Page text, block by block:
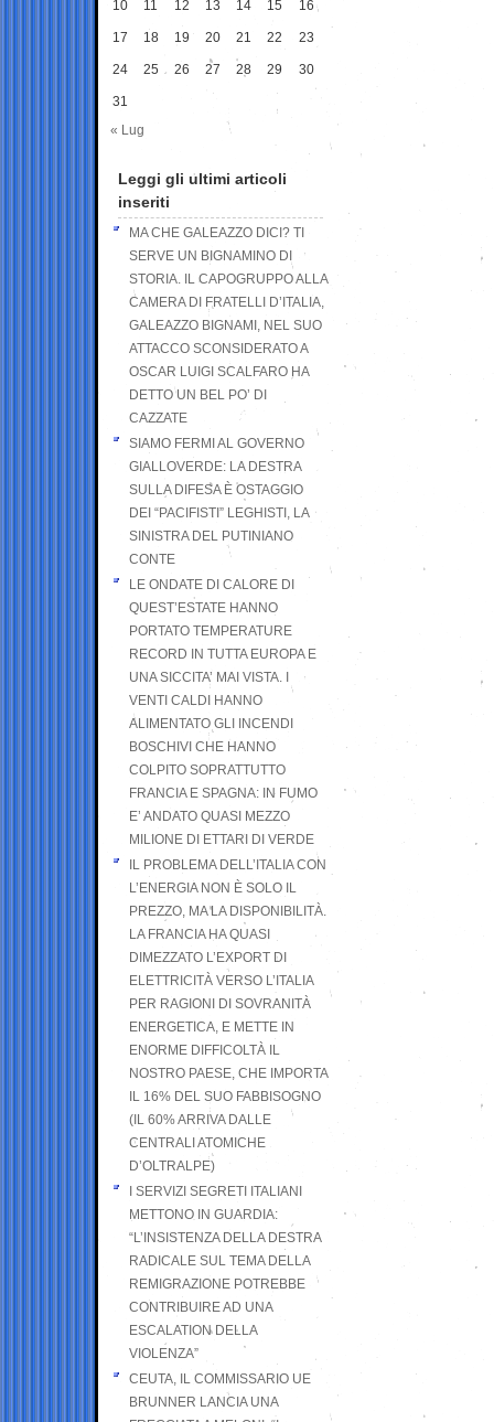
10 11 12 13 14 15 16
17 18 19 20 21 22 23
24 25 26 27 28 29 30
31
« Lug
Leggi gli ultimi articoli
inseriti
MA CHE GALEAZZO DICI? TI
SERVE UN BIGNAMINO DI
STORIA. IL CAPOGRUPPO ALLA
CAMERA DI FRATELLI D’ITALIA,
GALEAZZO BIGNAMI, NEL SUO
ATTACCO SCONSIDERATO A
OSCAR LUIGI SCALFARO HA
DETTO UN BEL PO’ DI
CAZZATE
SIAMO FERMI AL GOVERNO
GIALLOVERDE: LA DESTRA
SULLA DIFESA È OSTAGGIO
DEI “PACIFISTI” LEGHISTI, LA
SINISTRA DEL PUTINIANO
CONTE
LE ONDATE DI CALORE DI
QUEST’ESTATE HANNO
PORTATO TEMPERATURE
RECORD IN TUTTA EUROPA E
UNA SICCITA’ MAI VISTA. I
VENTI CALDI HANNO
ALIMENTATO GLI INCENDI
BOSCHIVI CHE HANNO
COLPITO SOPRATTUTTO
FRANCIA E SPAGNA: IN FUMO
E’ ANDATO QUASI MEZZO
MILIONE DI ETTARI DI VERDE
IL PROBLEMA DELL’ITALIA CON
L’ENERGIA NON È SOLO IL
PREZZO, MA LA DISPONIBILITÀ.
LA FRANCIA HA QUASI
DIMEZZATO L’EXPORT DI
ELETTRICITÀ VERSO L’ITALIA
PER RAGIONI DI SOVRANITÀ
ENERGETICA, E METTE IN
ENORME DIFFICOLTÀ IL
NOSTRO PAESE, CHE IMPORTA
IL 16% DEL SUO FABBISOGNO
(IL 60% ARRIVA DALLE
CENTRALI ATOMICHE
D’OLTRALPE)
I SERVIZI SEGRETI ITALIANI
METTONO IN GUARDIA:
“L’INSISTENZA DELLA DESTRA
RADICALE SUL TEMA DELLA
REMIGRAZIONE POTREBBE
CONTRIBUIRE AD UNA
ESCALATION DELLA
VIOLENZA”
CEUTA, IL COMMISSARIO UE
BRUNNER LANCIA UNA